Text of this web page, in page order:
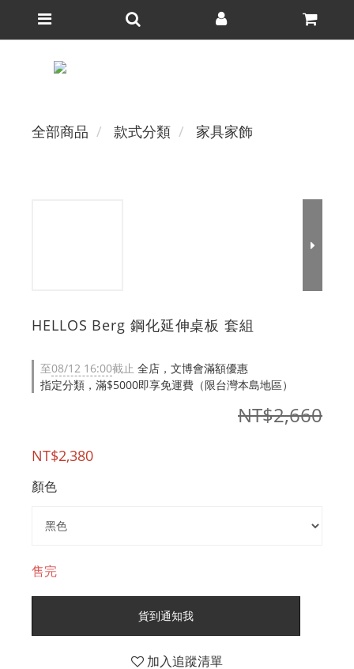
全部商品 款式分類 家具家飾
HELLOS Berg 鋼化延伸桌板 套組
至08/12 16:00截止 全店，文博會滿額優惠
指定分類，滿$5000即享免運費（限台灣本島地區）
NT$2,660
NT$2,380
顏色
售完
貨到通知我
加入追蹤清單